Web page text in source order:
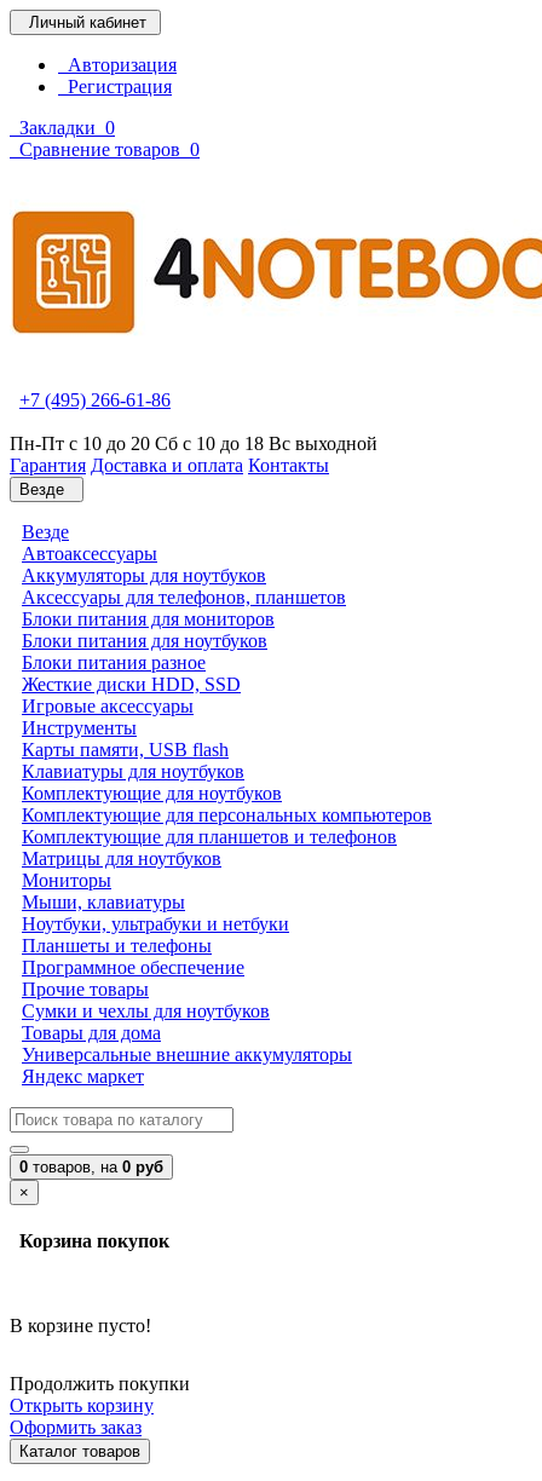
Личный кабинет
Авторизация
Регистрация
Закладки 0
Сравнение товаров 0
+7 (495) 266-61-86
Пн-Пт с 10 до 20 Сб с 10 до 18 Вс выходной
Гарантия Доставка и оплата Контакты
Везде
Везде
Автоаксессуары
Аккумуляторы для ноутбуков
Аксессуары для телефонов, планшетов
Блоки питания для мониторов
Блоки питания для ноутбуков
Блоки питания разное
Жесткие диски HDD, SSD
Игровые аксессуары
Инструменты
Карты памяти, USB flash
Клавиатуры для ноутбуков
Комплектующие для ноутбуков
Комплектующие для персональных компьютеров
Комплектующие для планшетов и телефонов
Матрицы для ноутбуков
Мониторы
Мыши, клавиатуры
Ноутбуки, ультрабуки и нетбуки
Планшеты и телефоны
Программное обеспечение
Прочие товары
Сумки и чехлы для ноутбуков
Товары для дома
Универсальные внешние аккумуляторы
Яндекс маркет
0 товаров, на 0 руб
×
Корзина покупок
В корзине пусто!
Продолжить покупки
Открыть корзину
Оформить заказ
Каталог товаров